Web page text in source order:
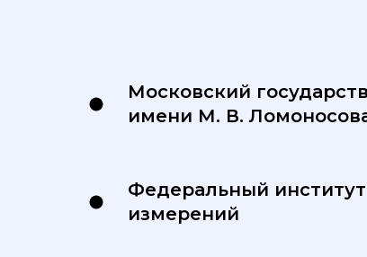
Московский
имени М. В.
Федеральный
измерений